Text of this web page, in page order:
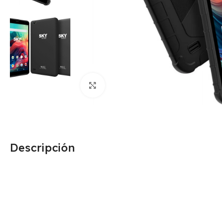
Descripción